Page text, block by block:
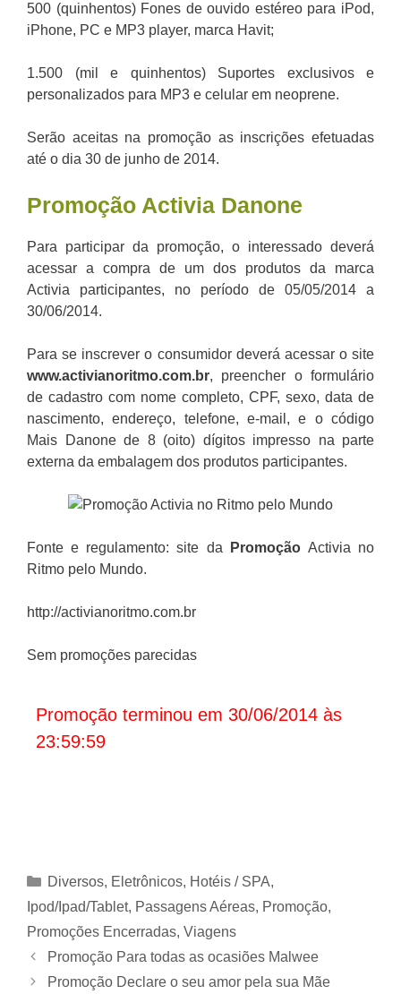
500 (quinhentos) Fones de ouvido estéreo para iPod,
iPhone, PC e MP3 player, marca Havit;
1.500 (mil e quinhentos) Suportes exclusivos e
personalizados para MP3 e celular em neoprene.
Serão aceitas na promoção as inscrições efetuadas
até o dia 30 de junho de 2014.
Promoção Activia Danone
Para participar da promoção, o interessado deverá
acessar a compra de um dos produtos da marca
Activia participantes, no período de 05/05/2014 a
30/06/2014.
Para se inscrever o consumidor deverá acessar o site
www.activianoritmo.com.br, preencher o formulário
de cadastro com nome completo, CPF, sexo, data de
nascimento, endereço, telefone, e-mail, e o código
Mais Danone de 8 (oito) dígitos impresso na parte
externa da embalagem dos produtos participantes.
Fonte e regulamento: site da Promoção Activia no
Ritmo pelo Mundo.
http://activianoritmo.com.br
Sem promoções parecidas
Promoção terminou em 30/06/2014 às
23:59:59
Categorias
Diversos, Eletrônicos, Hotéis / SPA,
Ipod/Ipad/Tablet, Passagens Aéreas, Promoção,
Promoções Encerradas, Viagens
Promoção Para todas as ocasiões Malwee
Promoção Declare o seu amor pela sua Mãe